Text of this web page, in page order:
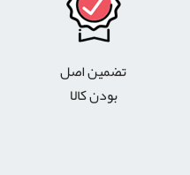
تضمین اصل
بودن کالا